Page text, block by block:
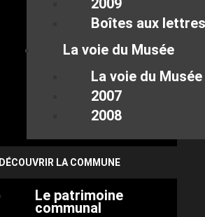
2009
Boîtes aux lettres
La voie du Musée
La voie du Musée
2007
2008
DÉCOUVRIR LA COMMUNE
Le patrimoine
communal